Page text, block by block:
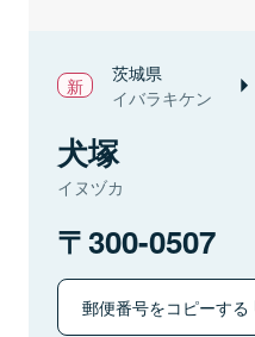
茨城県
イバラキケン
犬塚
イヌヅカ
300-0507
郵便番号をコピーする